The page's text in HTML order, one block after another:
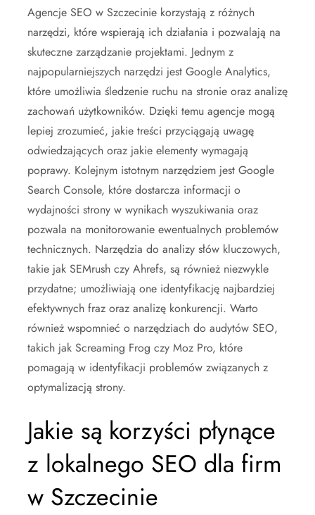
Agencje SEO w Szczecinie korzystają z różnych
narzędzi, które wspierają ich działania i pozwalają na
skuteczne zarządzanie projektami. Jednym z
najpopularniejszych narzędzi jest Google Analytics,
które umożliwia śledzenie ruchu na stronie oraz analizę
zachowań użytkowników. Dzięki temu agencje mogą
lepiej zrozumieć, jakie treści przyciągają uwagę
odwiedzających oraz jakie elementy wymagają
poprawy. Kolejnym istotnym narzędziem jest Google
Search Console, które dostarcza informacji o
wydajności strony w wynikach wyszukiwania oraz
pozwala na monitorowanie ewentualnych problemów
technicznych. Narzędzia do analizy słów kluczowych,
takie jak SEMrush czy Ahrefs, są również niezwykle
przydatne; umożliwiają one identyfikację najbardziej
efektywnych fraz oraz analizę konkurencji. Warto
również wspomnieć o narzędziach do audytów SEO,
takich jak Screaming Frog czy Moz Pro, które
pomagają w identyfikacji problemów związanych z
optymalizacją strony.
Jakie są korzyści płynące
z lokalnego SEO dla firm
w Szczecinie